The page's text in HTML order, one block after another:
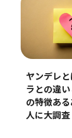
ヤンデレ
ラとの違
の特徴あ
人に大調査